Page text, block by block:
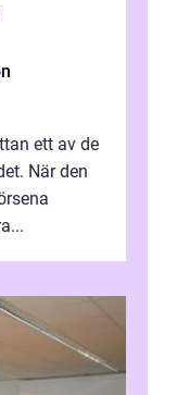
ett av de
När den